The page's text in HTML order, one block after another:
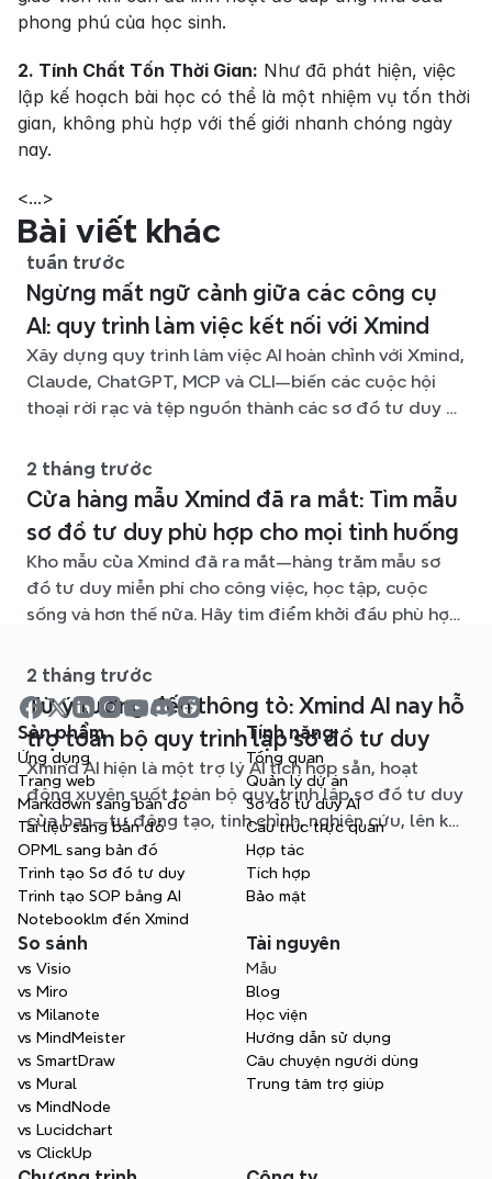
phong phú của học sinh.
2. Tính Chất Tốn Thời Gian: Như đã phát hiện, việc
lập kế hoạch bài học có thể là một nhiệm vụ tốn thời
gian, không phù hợp với thế giới nhanh chóng ngày
nay.
<...>
Bài viết khác
tuần trước
Ngừng mất ngữ cảnh giữa các công cụ
AI: quy trình làm việc kết nối với Xmind
Xây dựng quy trình làm việc AI hoàn chỉnh với Xmind,
Claude, ChatGPT, MCP và CLI—biến các cuộc hội
thoại rời rạc và tệp nguồn thành các sơ đồ tư duy rõ
2 tháng trước
Cửa hàng mẫu Xmind đã ra mắt: Tìm mẫu
sơ đồ tư duy phù hợp cho mọi tình huống
Kho mẫu của Xmind đã ra mắt—hàng trăm mẫu sơ
đồ tư duy miễn phí cho công việc, học tập, cuộc
sống và hơn thế nữa. Hãy tìm điểm khởi đầu phù hợp
2 tháng trước
Từ ý tưởng đến thông tỏ: Xmind AI nay hỗ
trợ toàn bộ quy trình lập sơ đồ tư duy
Xmind AI hiện là một trợ lý AI tích hợp sẵn, hoạt
động xuyên suốt toàn bộ quy trình lập sơ đồ tư duy
của bạn—tự động tạo, tinh chỉnh, nghiên cứu, lên kế
hoạch và xuất bản, tất cả mà không cần rời khỏi sơ
đồ của bạn.
Sản phẩm
Ứng dụng
Trang web
Markdown sang bản đồ
Tài liệu sang bản đồ
OPML sang bản đồ
Trình tạo Sơ đồ tư duy
Trình tạo SOP bằng AI
Notebooklm đến Xmind
Tính năng
Tổng quan
Quản lý dự án
Sơ đồ tư duy AI
Cấu trúc trực quan
Hợp tác
Tích hợp
Bảo mật
So sánh
vs Visio
vs Miro
vs Milanote
vs MindMeister
vs SmartDraw
vs Mural
vs MindNode
vs Lucidchart
vs ClickUp
Tài nguyên
Mẫu
Blog
Học viện
Hướng dẫn sử dụng
Câu chuyện người dùng
Trung tâm trợ giúp